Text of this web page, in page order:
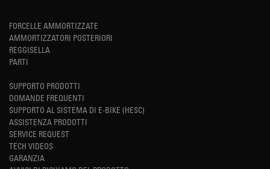
FORCELLE AMMORTIZZATE
AMMORTIZZATORI POSTERIORI
REGGISELLA
PARTI
SUPPORTO PRODOTTI
DOMANDE FREQUENTI
SUPPORTO AL SISTEMA DI E-BIKE (HESC)
ASSISTENZA PRODOTTI
SERVICE REQUEST
TECH VIDEOS
GARANZIA